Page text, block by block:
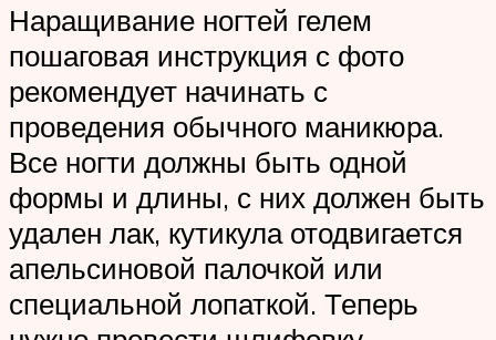
Наращивание ногтей гелем
пошаговая инструкция с фото
рекомендует начинать с
проведения обычного маникюра.
Все ногти должны быть одной
формы и длины, с них должен быть
удален лак, кутикула отодвигается
апельсиновой палочкой или
специальной лопаткой. Теперь